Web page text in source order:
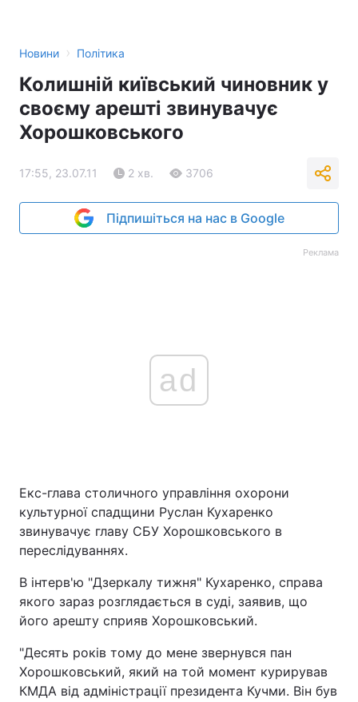
Новини › Політика
Колишній київський чиновник у
своєму арешті звинувачує
Хорошковського
17:55, 23.07.11 2 хв. 3706
Підпишіться на нас в Google
Реклама
ad
Екс-глава столичного управління охорони
культурної спадщини Руслан Кухаренко
звинувачує главу СБУ Хорошковського в
переслідуваннях.
В інтерв'ю "Дзеркалу тижня" Кухаренко, справа
якого зараз розглядається в суді, заявив, що
його арешту сприяв Хорошковський.
"Десять років тому до мене звернувся пан
Хорошковський, який на той момент курирував
КМДА від адміністрації президента Кучми. Він був